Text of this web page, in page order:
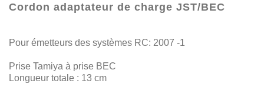
Cordon adaptateur de charge JST/BEC
Pour émetteurs des systèmes RC: 2007 -1
Prise Tamiya à prise BEC
Longueur totale : 13 cm